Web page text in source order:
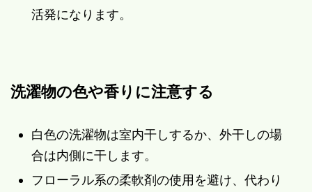
活発になります。
洗濯物の色や香りに注意する
白色の洗濯物は室内干しするか、外干しの場
合は内側に干します。
フローラル系の柔軟剤の使用を避け、代わり